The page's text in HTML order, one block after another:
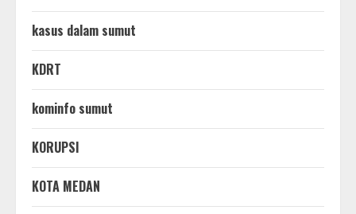
kasus dalam sumut
KDRT
kominfo sumut
KORUPSI
KOTA MEDAN